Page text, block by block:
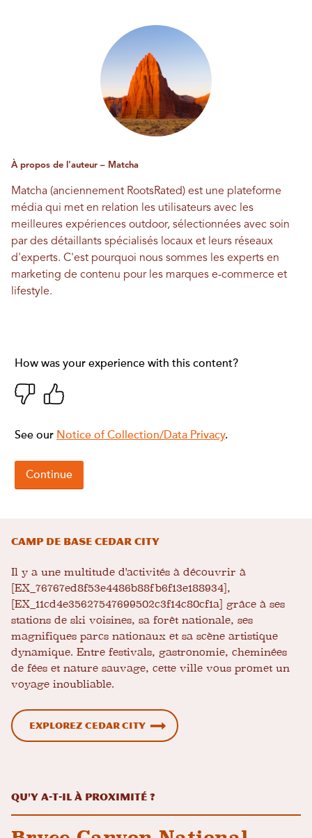
À propos de l'auteur – Matcha
Matcha (anciennement RootsRated) est une plateforme
média qui met en relation les utilisateurs avec les
meilleures expériences outdoor, sélectionnées avec soin
par des détaillants spécialisés locaux et leurs réseaux
d'experts. C'est pourquoi nous sommes les experts en
marketing de contenu pour les marques e-commerce et
lifestyle.
Camp de base Cedar City
Il y a une multitude d'activités à découvrir à
[EX_76767ed8f53e4486b88fb6f13e188934],
[EX_11cd4e35627547699502c3f14c80cf1a] grâce à ses
stations de ski voisines, sa forêt nationale, ses
magnifiques parcs nationaux et sa scène artistique
dynamique. Entre festivals, gastronomie, cheminées
de fées et nature sauvage, cette ville vous promet un
voyage inoubliable.
Explorez Cedar City
Qu'y a-t-il à proximité ?